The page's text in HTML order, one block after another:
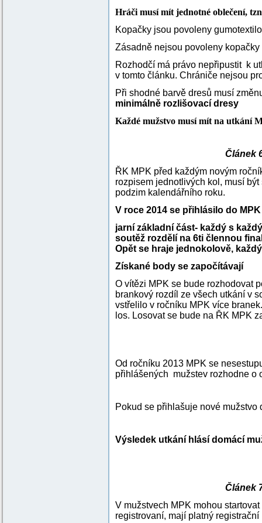
Hráči musí mít jednotné oblečení,
Kopačky jsou povoleny
Zásadně nejsou povoleny
Rozhodčí má právo nepřipustit k
v tomto článku. Chrániče nejsou
Při shodné barvě dresů musí
minimálně rozlišovací dresy
Každé mužstvo musí mít na utkání
Článek
ŘK MPK před každým novým
rozpisem jednotlivých kol, musí
podzim kalendářního roku.
V roce 2014 se přihlásilo do
jarní základní část- každý s
soutěž rozdělí na 6ti člennou
Opět se hraje jednokolově,
Získané body se započítávají
O vítězi MPK se bude rozhodovat
brankový rozdíl ze všech utkání v
vstřelilo v ročníku MPK více
los. Losovat se bude na ŘK MPK
Od ročníku 2013 MPK se
přihlášených mužstev rozhodne o
Pokud se přihlašuje nové
Výsledek utkání hlásí domácí
Článek
V mužstvech MPK mohou
registrovaní, mají platný